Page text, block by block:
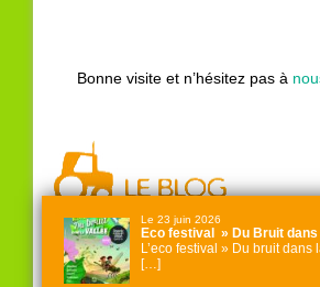
Bonne visite et n’hésitez pas à
Le 23 juin 2026
Eco festival » Du Bruit dans
L’eco festival » Du bruit
[…]